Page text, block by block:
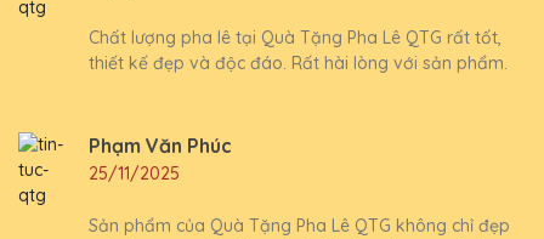
Chất lượng pha lê tại Quà Tặng Pha Lê QTG rất tốt,
thiết kế đẹp và độc đáo. Rất hài lòng với sản phẩm.
Phạm Văn Phúc
25/11/2025
Sản phẩm của Quà Tặng Pha Lê QTG không chỉ đẹp